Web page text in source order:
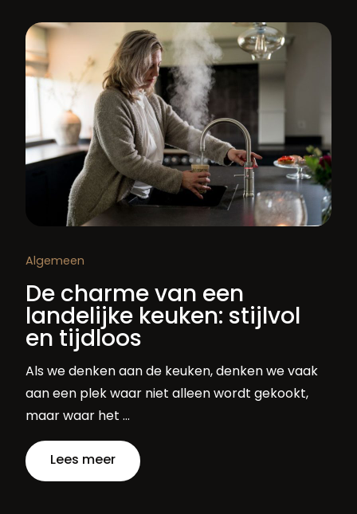
Algemeen
De charme van een
landelijke keuken: stijlvol
en tijdloos
Als we denken aan de keuken, denken we vaak
aan een plek waar niet alleen wordt gekookt,
maar waar het …
Lees meer